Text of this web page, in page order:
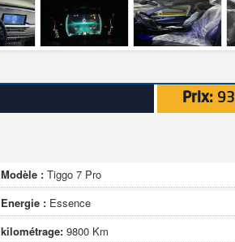
Prix:
Modèle : Tiggo 7 Pro
Energie : Essence
kilométrage: 9800 Km